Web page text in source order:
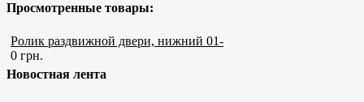
Просмотренные товары:
Ролик раздвижной двери, нижний 01-
0 грн.
Новостная лента